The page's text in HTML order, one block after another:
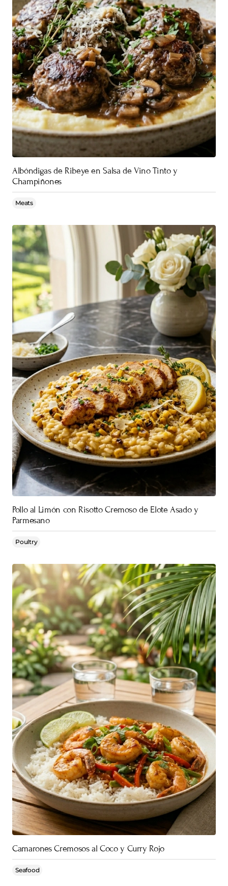
Albóndigas de Ribeye en Salsa de Vino Tinto y
Champiñones
Meats
Pollo al Limón con Risotto Cremoso de Elote Asado y
Parmesano
Poultry
Camarones Cremosos al Coco y Curry Rojo
Seafood